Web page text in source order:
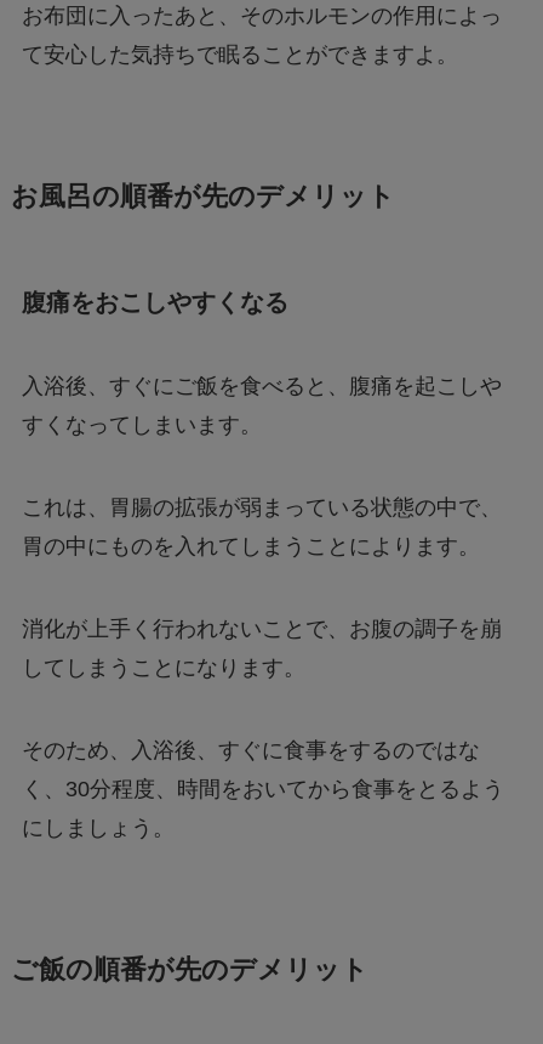
お布団に入ったあと、そのホルモンの作用によっ
て安心した気持ちで眠ることができますよ。
お風呂の順番が先のデメリット
腹痛をおこしやすくなる
入浴後、すぐにご飯を食べると、腹痛を起こしや
すくなってしまいます。
これは、胃腸の拡張が弱まっている状態の中で、
胃の中にものを入れてしまうことによります。
消化が上手く行われないことで、お腹の調子を崩
してしまうことになります。
そのため、入浴後、すぐに食事をするのではな
く、30分程度、時間をおいてから食事をとるよう
にしましょう。
ご飯の順番が先のデメリット